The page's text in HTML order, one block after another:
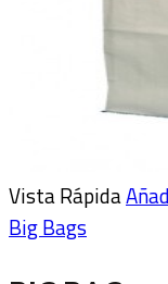
Vista Rápida
Big Bags